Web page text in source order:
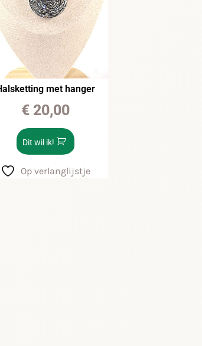
met hanger
€20,00
Dit wil ik!
Op verlanglijstje